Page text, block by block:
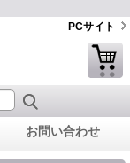
PCサイト
お問い合わせ